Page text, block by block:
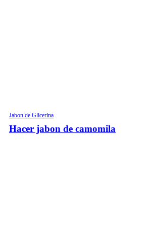
Jabon de Glicerina
Hacer jabon de camomila